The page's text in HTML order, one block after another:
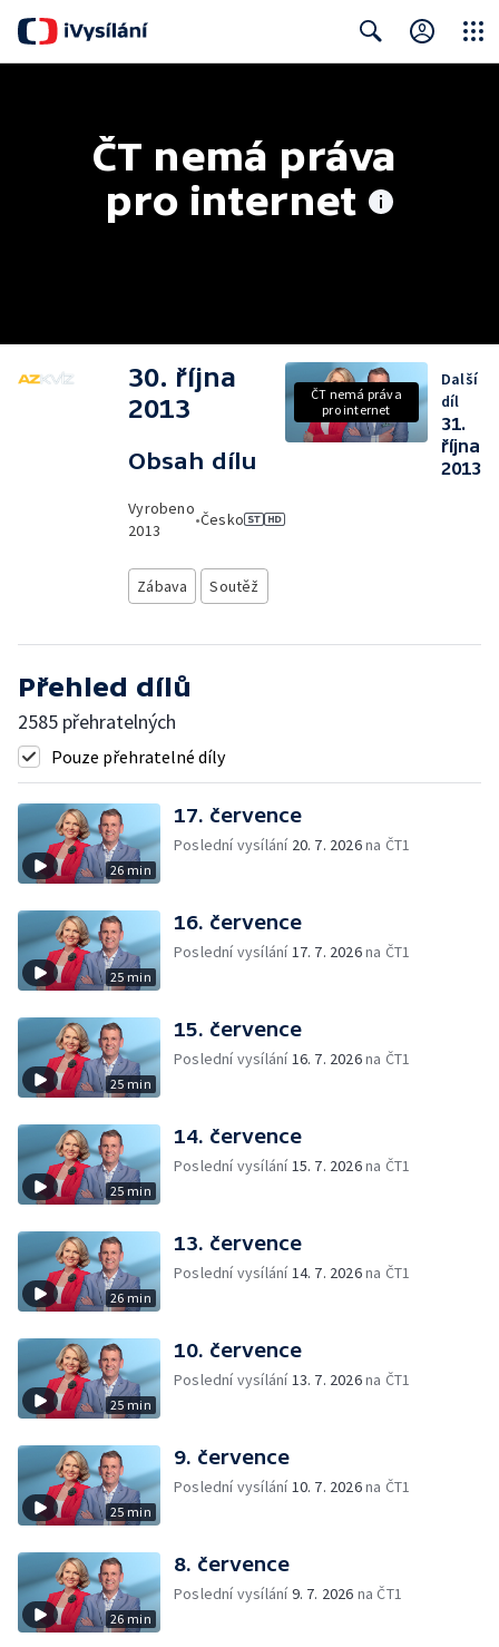
ČT nemá práva
pro internet
30. října
2013
Obsah dílu
Vyrobeno
2013
•Česko
Zábava Soutěž
ČT nemá práva
pro internet
Další
díl
31.
října
2013
Přehled dílů
2585 přehratelných
Pouze přehratelné díly
26 min
17. července
Poslední vysílání 20. 7. 2026na ČT1
25 min
16. července
Poslední vysílání17. 7. 2026na ČT1
25 min
15. července
Poslední vysílání16. 7. 2026na ČT1
25 min
14. července
Poslední vysílání15. 7. 2026na ČT1
26 min
13. července
Poslední vysílání14. 7. 2026na ČT1
25 min
10. července
Poslední vysílání13. 7. 2026na ČT1
25 min
9. července
Poslední vysílání10. 7. 2026na ČT1
26 min
8. července
Poslední vysílání9. 7. 2026 na ČT1